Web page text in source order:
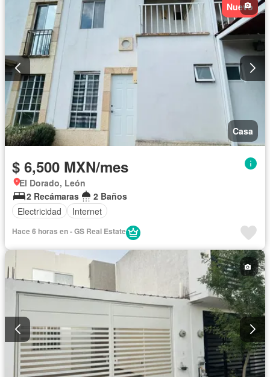
Nuevo
Casa
$ 6,500 MXN/mes
El Dorado, León
2 Recámaras
2 Baños
Electricidad
Internet
Hace 6 horas en - GS Real Estate